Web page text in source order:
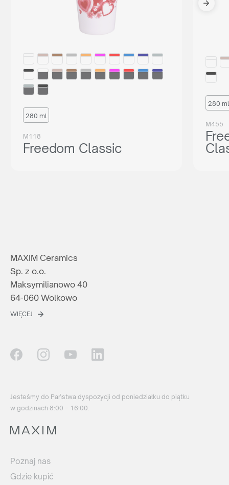
280 ml
M118
Freedom Classic
280 ml
M455
MAXIM Ceramics
Sp. z o.o.
Maksymilianowo 40
64-060 Wolkowo
WIĘCEJ
Jesteśmy do Państwa dyspozycji od poniedziałku do piątku
w godzinach 8:00 – 16:00.
Poznaj nas
Gdzie kupić